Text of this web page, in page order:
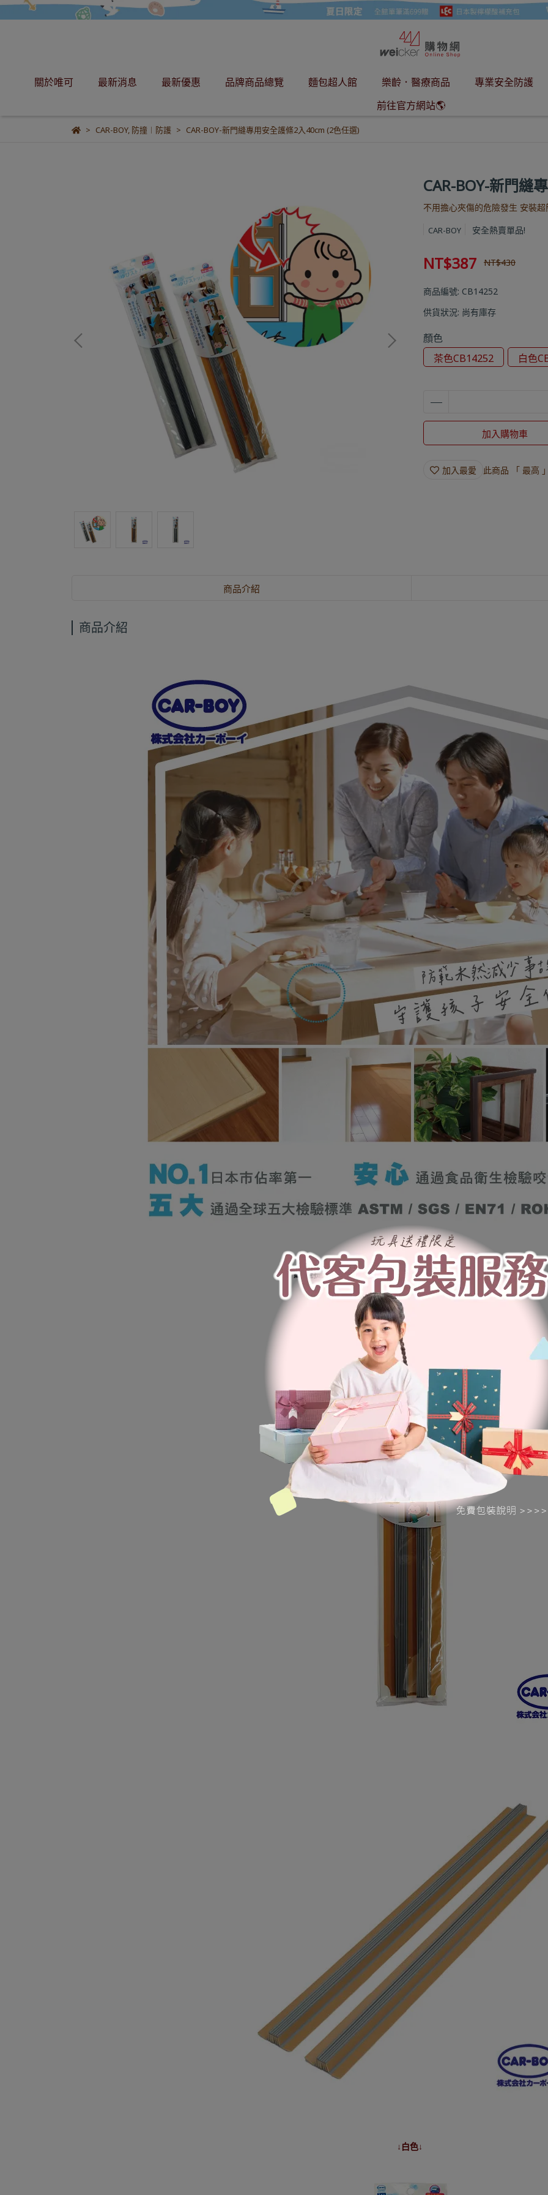
關於唯可 最新消息 最新優惠 品牌商品總覽 麵包超人館 樂齡．醫療商品
專業安全防護
前往官方網站🌎
CAR-BOY,防撞︱防護 CAR-BOY-新門縫專用安全護條2入40cm (2色任選)
CAR-BOY-新門縫
不用擔心夾傷的危險發生 安裝
CAR-BOY 安全熱賣單品!
NT$387 NT$430
商品編號: CB14252
供貨狀況: 尚有庫存
顏色
茶色CB14252
白色
加入購物車
加入最愛 此商品 「 最高
商品介紹
商品介紹
總是提心吊膽寶寶手指會被門縫夾傷，有了安全護條，
再也不用擔心夾傷的危險發生了。
高40cm；最大伸展寬度:約15cm
↓茶
↓白色↓